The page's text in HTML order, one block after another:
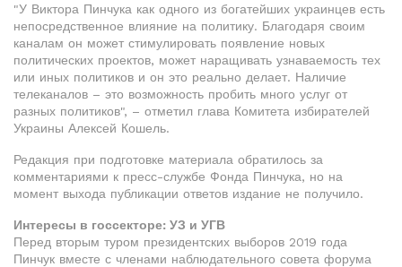
"У Виктора Пинчука как одного из богатейших украинцев есть
непосредственное влияние на политику. Благодаря своим
каналам он может стимулировать появление новых
политических проектов, может наращивать узнаваемость тех
или иных политиков и он это реально делает. Наличие
телеканалов – это возможность пробить много услуг от
разных политиков", – отметил глава Комитета избирателей
Украины Алексей Кошель.
Редакция при подготовке материала обратилось за
комментариями к пресс-службе Фонда Пинчука, но на
момент выхода публикации ответов издание не получило.
Интересы в госсекторе: УЗ и УГВ
Перед вторым туром президентских выборов 2019 года
Пинчук вместе с членами наблюдательного совета форума